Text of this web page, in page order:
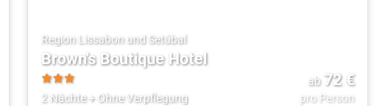
Region Lissabon und Setúbal
Brown's Boutique Hotel
3
2 Nächte+ Ohne Verpflegung
ab 72€
pro Person